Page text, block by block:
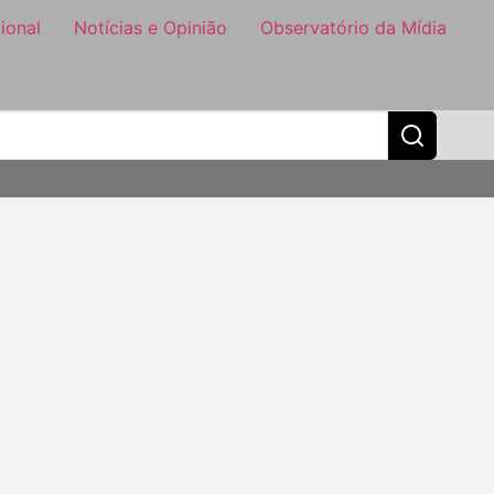
Notícias e Opinião Observatório da Mídia